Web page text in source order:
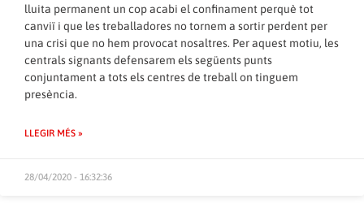
lluita permanent un cop acabi el confinament perquè tot
canviï i que les treballadores no tornem a sortir perdent per
una crisi que no hem provocat nosaltres. Per aquest motiu, les
centrals signants defensarem els següents punts
conjuntament a tots els centres de treball on tinguem
presència.
LLEGIR MÉS »
28/04/2020 - 16:32:36